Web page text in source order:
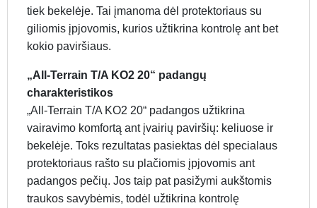
tiek bekelėje. Tai įmanoma dėl protektoriaus su
giliomis įpjovomis, kurios užtikrina kontrolę ant bet
kokio paviršiaus.
„All-Terrain T/A KO2 20“ padangų
charakteristikos
„All-Terrain T/A KO2 20“ padangos užtikrina
vairavimo komfortą ant įvairių paviršių: keliuose ir
bekelėje. Toks rezultatas pasiektas dėl specialaus
protektoriaus rašto su plačiomis įpjovomis ant
padangos pečių. Jos taip pat pasižymi aukštomis
traukos savybėmis, todėl užtikrina kontrolę